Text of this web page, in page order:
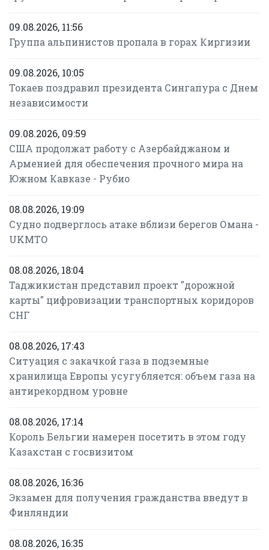
09.08.2026, 11:56
Группа альпинистов пропала в горах Киргизии
09.08.2026, 10:05
Токаев поздравил президента Сингапура с Днем
независимости
09.08.2026, 09:59
США продолжат работу с Азербайджаном и
Арменией для обеспечения прочного мира на
Южном Кавказе - Рубио
08.08.2026, 19:09
Судно подверглось атаке вблизи берегов Омана -
UKMTO
08.08.2026, 18:04
Таджикистан представил проект "дорожной
карты" цифровизации транспортных коридоров
СНГ
08.08.2026, 17:43
Ситуация с закачкой газа в подземные
хранилища Европы усугубляется: объем газа на
антирекордном уровне
08.08.2026, 17:14
Король Бельгии намерен посетить в этом году
Казахстан с госвизитом
08.08.2026, 16:36
Экзамен для получения гражданства введут в
Финляндии
08.08.2026, 16:35